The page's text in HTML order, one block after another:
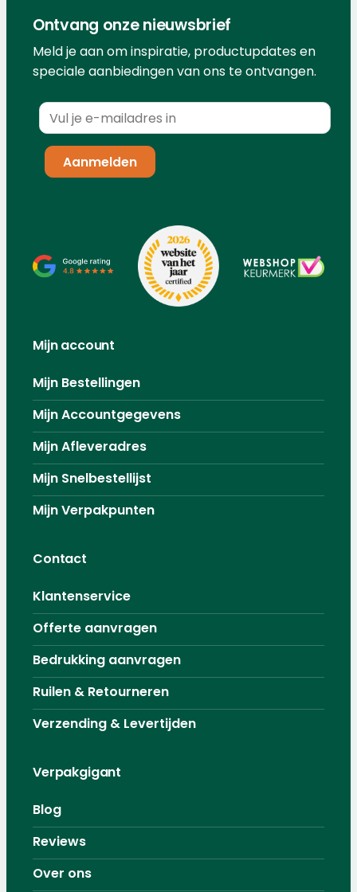
Ontvang onze nieuwsbrief
Meld je aan om inspiratie, productupdates en
speciale aanbiedingen van ons te ontvangen.
Mijn account
Mijn Bestellingen
Mijn Accountgegevens
Mijn Afleveradres
Mijn Snelbestellijst
Mijn Verpakpunten
Contact
Klantenservice
Offerte aanvragen
Bedrukking aanvragen
Ruilen & Retourneren
Verzending & Levertijden
Verpakgigant
Blog
Reviews
Over ons